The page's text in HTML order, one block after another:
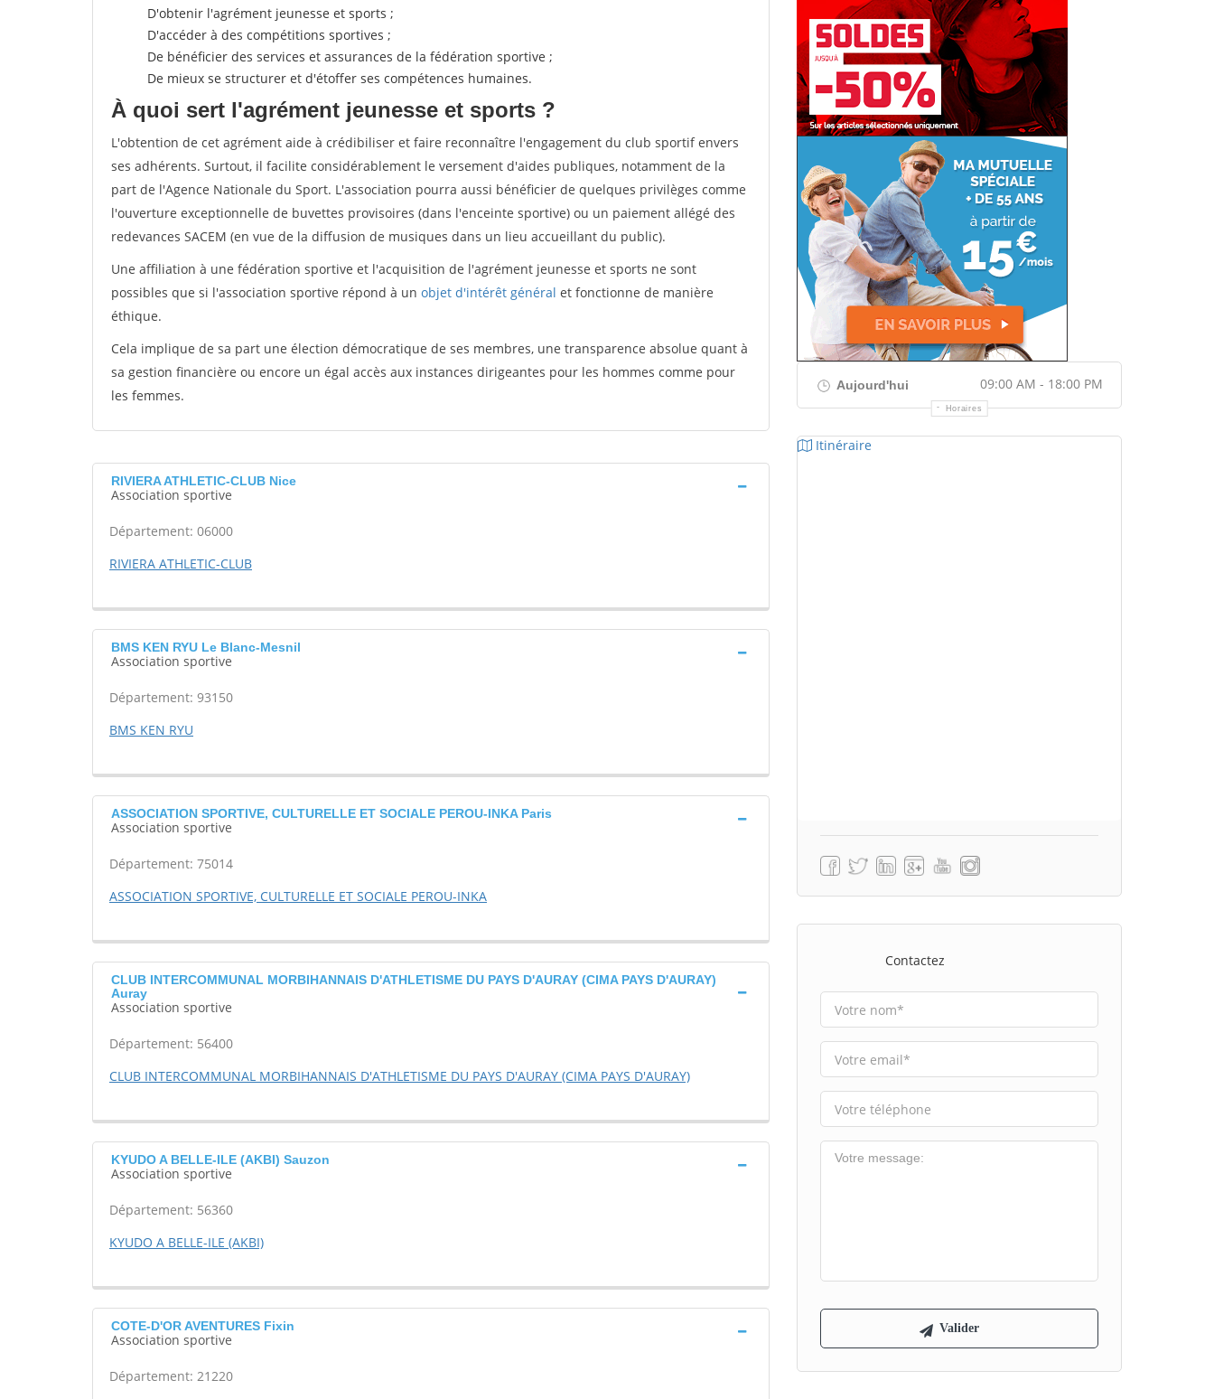
D'obtenir l'agrément jeunesse et sports ;
D'accéder à des compétitions sportives ;
De bénéficier des services et assurances de la fédération sportive ;
De mieux se structurer et d'étoffer ses compétences humaines.
À quoi sert l'agrément jeunesse et sports ?
L'obtention de cet agrément aide à crédibiliser et faire reconnaître l'engagement du club sportif envers
ses adhérents. Surtout, il facilite considérablement le versement d'aides publiques, notamment de la
part de l'Agence Nationale du Sport. L'association pourra aussi bénéficier de quelques privilèges comme
l'ouverture exceptionnelle de buvettes provisoires (dans l'enceinte sportive) ou un paiement allégé des
redevances SACEM (en vue de la diffusion de musiques dans un lieu accueillant du public).
Une affiliation à une fédération sportive et l'acquisition de l'agrément jeunesse et sports ne sont
possibles que si l'association sportive répond à un objet d'intérêt général et fonctionne de manière
éthique.
Cela implique de sa part une élection démocratique de ses membres, une transparence absolue quant à
sa gestion financière ou encore un égal accès aux instances dirigeantes pour les hommes comme pour
les femmes.
RIVIERA ATHLETIC-CLUB Nice
Association sportive
Département: 06000
RIVIERA ATHLETIC-CLUB
BMS KEN RYU Le Blanc-Mesnil
Association sportive
Département: 93150
BMS KEN RYU
ASSOCIATION SPORTIVE, CULTURELLE ET SOCIALE PEROU-INKA Paris
Association sportive
Département: 75014
ASSOCIATION SPORTIVE, CULTURELLE ET SOCIALE PEROU-INKA
CLUB INTERCOMMUNAL MORBIHANNAIS D'ATHLETISME DU PAYS D'AURAY (CIMA PAYS D'AURAY)
Auray
Association sportive
Département: 56400
CLUB INTERCOMMUNAL MORBIHANNAIS D'ATHLETISME DU PAYS D'AURAY (CIMA PAYS D'AURAY)
KYUDO A BELLE-ILE (AKBI) Sauzon
Association sportive
Département: 56360
KYUDO A BELLE-ILE (AKBI)
COTE-D'OR AVENTURES Fixin
Association sportive
Département: 21220
Aujourd'hui 09:00 AM - 18:00 PM
Horaires
Itinéraire
Contactez